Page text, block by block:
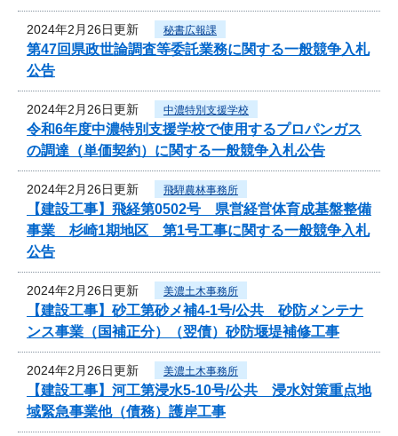
2024年2月26日更新 秘書広報課
第47回県政世論調査等委託業務に関する一般競争入札
公告
2024年2月26日更新 中濃特別支援学校
令和6年度中濃特別支援学校で使用するプロパンガス
の調達（単価契約）に関する一般競争入札公告
2024年2月26日更新 飛騨農林事務所
【建設工事】飛経第0502号 県営経営体育成基盤整備
事業 杉崎1期地区 第1号工事に関する一般競争入札
公告
2024年2月26日更新 美濃土木事務所
【建設工事】砂工第砂メ補4-1号/公共 砂防メンテナ
ンス事業（国補正分）（翌債）砂防堰堤補修工事
2024年2月26日更新 美濃土木事務所
【建設工事】河工第浸水5-10号/公共 浸水対策重点地
域緊急事業他（債務）護岸工事